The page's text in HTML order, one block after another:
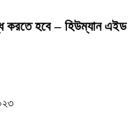
করতে হবে – হিউম্যান এইড